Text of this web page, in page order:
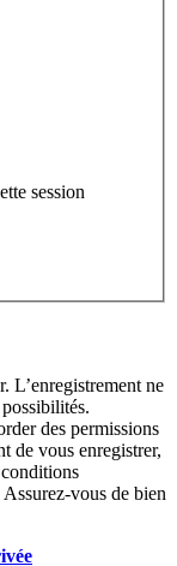
session
L’enregistrement ne
des permissions
de vous enregistrer,
vous de bien